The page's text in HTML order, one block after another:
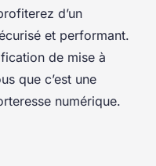
d’un
et performant.
de mise à
que c’est une
numérique.